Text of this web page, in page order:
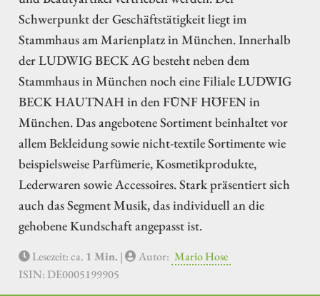
Schwerpunkt der Geschäftstätigkeit liegt im
Stammhaus am Marienplatz in München. Innerhalb
der LUDWIG BECK AG besteht neben dem
Stammhaus in München noch eine Filiale LUDWIG
BECK HAUTNAH in den FÜNF HÖFEN in
München. Das angebotene Sortiment beinhaltet vor
allem Bekleidung sowie nicht-textile Sortimente wie
beispielsweise Parfümerie, Kosmetikprodukte,
Lederwaren sowie Accessoires. Stark präsentiert sich
auch das Segment Musik, das individuell an die
gehobene Kundschaft angepasst ist.
Lesezeit: ca. 1 Min. | Autor: Mario Hose
ISIN: DE0005199905